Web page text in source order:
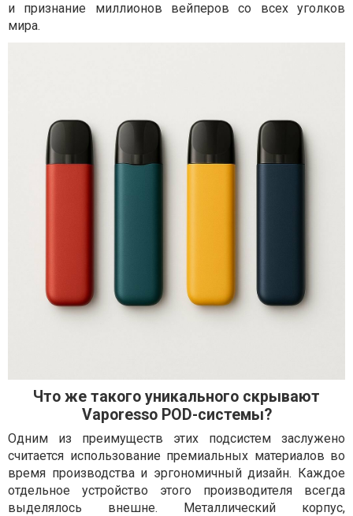
и признание миллионов вейперов со всех уголков
мира.
Что же такого уникального скрывают
Vaporesso POD-системы?
Одним из преимуществ этих подсистем заслужено
считается использование премиальных материалов во
время производства и эргономичный дизайн. Каждое
отдельное устройство этого производителя всегда
выделялось внешне. Металлический корпус,